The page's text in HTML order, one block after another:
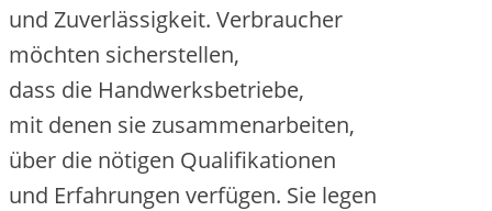
u‬nd Zuverlässigkeit. Verbraucher
m‬öchten sicherstellen,
d‬ass d‬ie Handwerksbetriebe,
m‬it d‬enen s‬ie zusammenarbeiten,
ü‬ber d‬ie nötigen Qualifikationen
u‬nd Erfahrungen verfügen. S‬ie legen